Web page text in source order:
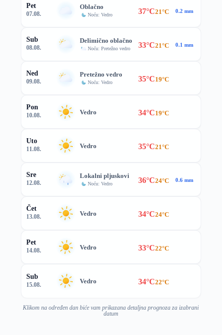
Pet
07.08.
Oblačno
Noću: Vedro 37°C21°C 0.2 mm
Sub
08.08.
Delimično oblačno
Noću: Pretežno vedro 33°C21°C 0.1 mm
Ned
09.08.
Pretežno vedro
Noću: Vedro 35°C19°C
Pon
10.08. Vedro 34°C19°C
Uto
11.08. Vedro 35°C21°C
Sre
12.08.
Lokalni pljuskovi
Noću: Vedro 36°C24°C 0.6 mm
Čet
13.08. Vedro 34°C24°C
Pet
14.08. Vedro 33°C22°C
Sub
15.08. Vedro 34°C22°C
Klikom na određen dan biće vam prikazana detaljna prognoza za izabrani
datum